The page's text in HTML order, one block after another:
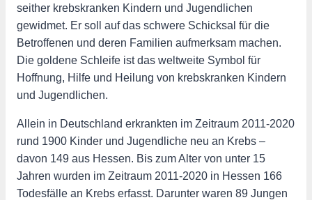
seither krebskranken Kindern und Jugendlichen
gewidmet. Er soll auf das schwere Schicksal für die
Betroffenen und deren Familien aufmerksam machen.
Die goldene Schleife ist das weltweite Symbol für
Hoffnung, Hilfe und Heilung von krebskranken Kindern
und Jugendlichen.
Allein in Deutschland erkrankten im Zeitraum 2011-2020
rund 1900 Kinder und Jugendliche neu an Krebs –
davon 149 aus Hessen. Bis zum Alter von unter 15
Jahren wurden im Zeitraum 2011-2020 in Hessen 166
Todesfälle an Krebs erfasst. Darunter waren 89 Jungen